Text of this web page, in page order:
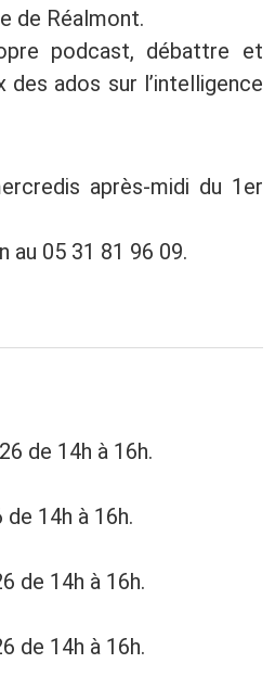
de Réalmont.
podcast, débattre et
ados sur l’intelligence
après-midi du 1er
au 05 31 81 96 09.
de 14h à 16h.
14h à 16h.
de 14h à 16h.
de 14h à 16h.